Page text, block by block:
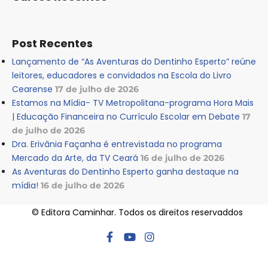
Post Recentes
Lançamento de “As Aventuras do Dentinho Esperto” reúne
leitores, educadores e convidados na Escola do Livro
Cearense 17 de julho de 2026
Estamos na Mídia- TV Metropolitana-programa Hora Mais
| Educação Financeira no Currículo Escolar em Debate 17
de julho de 2026
Dra. Erivânia Façanha é entrevistada no programa
Mercado da Arte, da TV Ceará 16 de julho de 2026
As Aventuras do Dentinho Esperto ganha destaque na
mídia! 16 de julho de 2026
© Editora Caminhar. Todos os direitos reservaddos